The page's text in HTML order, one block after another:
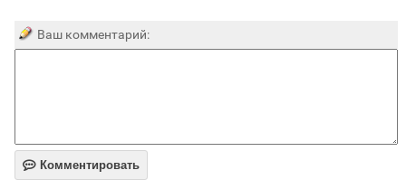
Ваш комментарий:
 Комментировать